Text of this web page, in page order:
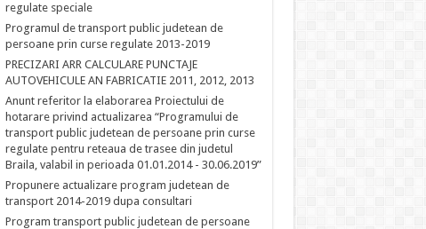
regulate speciale
Programul de transport public judetean de
persoane prin curse regulate 2013-2019
PRECIZARI ARR CALCULARE PUNCTAJE
AUTOVEHICULE AN FABRICATIE 2011, 2012, 2013
Anunt referitor la elaborarea Proiectului de
hotarare privind actualizarea “Programului de
transport public judetean de persoane prin curse
regulate pentru reteaua de trasee din judetul
Braila, valabil in perioada 01.01.2014 - 30.06.2019”
Propunere actualizare program judetean de
transport 2014-2019 dupa consultari
Program transport public judetean de persoane